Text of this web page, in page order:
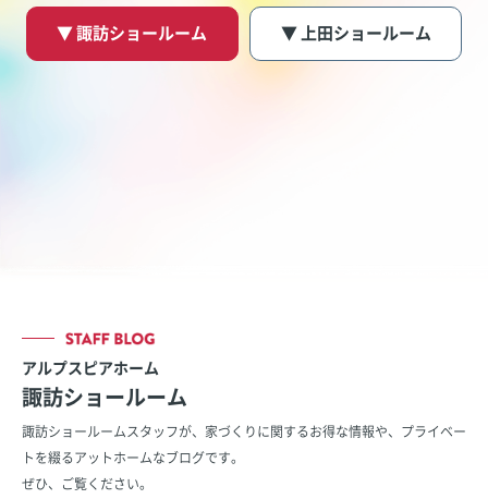
▼ 諏訪ショールーム ▼ 上田ショールーム
アルプスピアホーム
諏訪ショールーム
諏訪ショールームスタッフが、家づくりに関するお得な情報や、 プライベー
トを綴るアットホームなブログです。
ぜひ、ご覧ください。